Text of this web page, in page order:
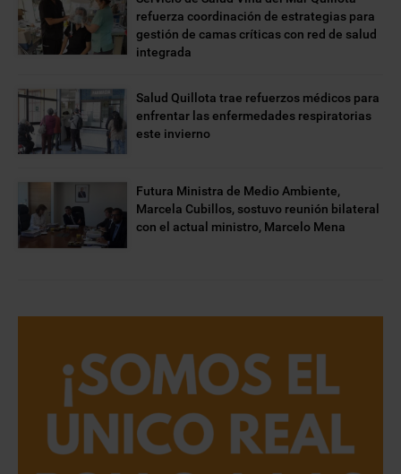
refuerza coordinación de estrategias para
gestión de camas críticas con red de salud
integrada
Salud Quillota trae refuerzos médicos para
enfrentar las enfermedades respiratorias
este invierno
Futura Ministra de Medio Ambiente,
Marcela Cubillos, sostuvo reunión bilateral
con el actual ministro, Marcelo Mena